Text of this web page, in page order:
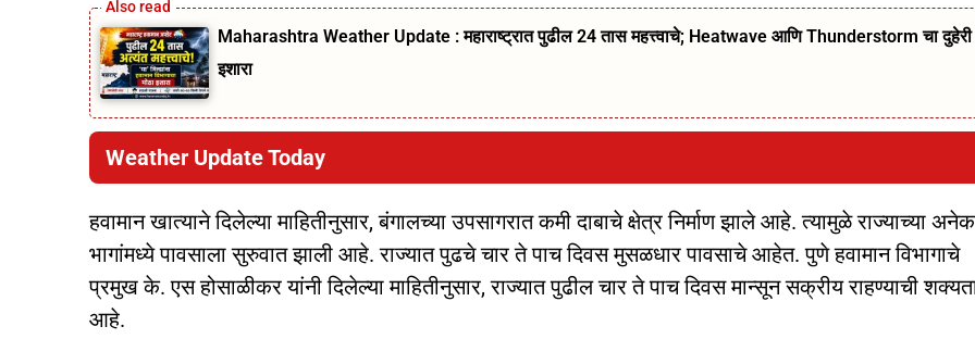
Maharashtra Weather Update : महाराष्ट्रात पुढील 24 तास महत्त्वाचे; Heatwave आणि Thunderstorm चा दुहेरी
इशारा
Weather Update Today
हवामान खात्याने दिलेल्या माहितीनुसार, बंगालच्या उपसागरात कमी दाबाचे क्षेत्र निर्माण झाले आहे. त्यामुळे राज्याच्या अनेक
भागांमध्ये पावसाला सुरुवात झाली आहे. राज्यात पुढचे चार ते पाच दिवस मुसळधार पावसाचे आहेत. पुणे हवामान विभागाचे
प्रमुख के. एस होसाळीकर यांनी दिलेल्या माहितीनुसार, राज्यात पुढील चार ते पाच दिवस मान्सून सक्रीय राहण्याची
आहे.